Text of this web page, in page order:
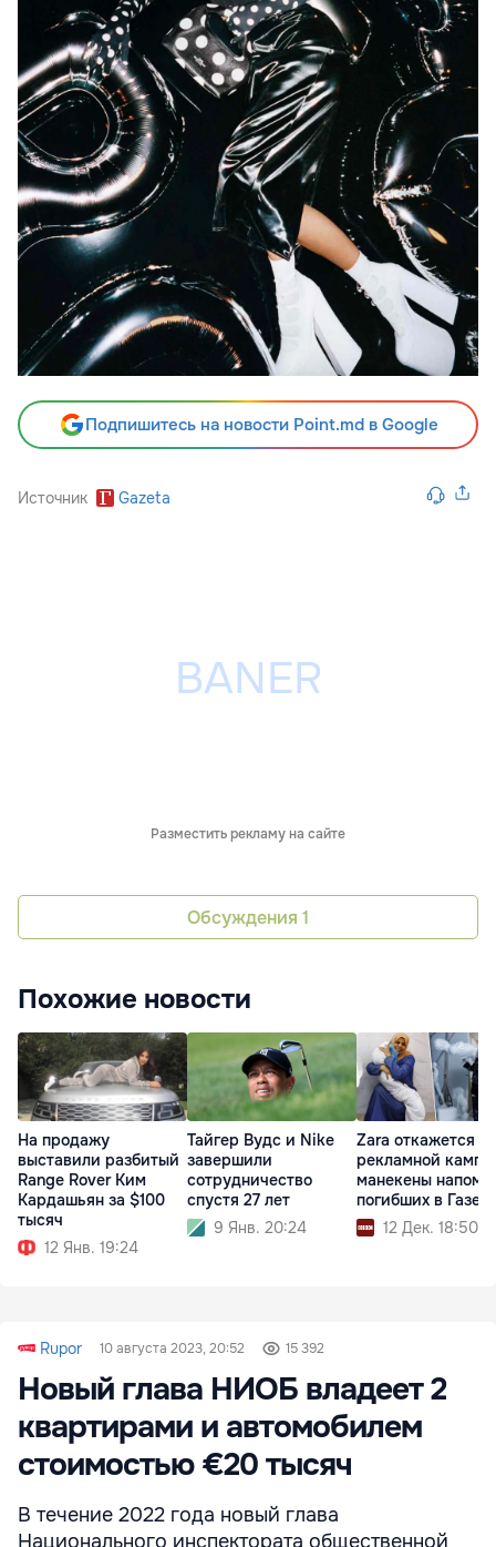
Подпишитесь на новости Point.md в Google
Источник Gazeta
Разместить рекламу на сайте
Обсуждения 1
Похожие новости
На продажу
выставили разбитый
Range Rover Ким
Кардашьян за $100
тысяч
12 Янв. 19:24
Тайгер Вудс и Nike
завершили
сотрудничество
спустя 27 лет
9 Янв. 20:24
Zara откажется от
рекламной
манекены
погибших в Газе
12 Дек. 18:50
Rupor 10 августа 2023, 20:52 15 392
Новый глава НИОБ владеет 2
квартирами и автомобилем
стоимостью €20 тысяч
В течение 2022 года новый глава
Национального инспектората общественной